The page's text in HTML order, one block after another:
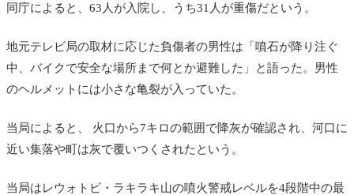
同庁によると、63人が入院し、うち31人が重傷だという。
地元テレビ局の取材に応じた負傷者の男性は「噴石が降り注ぐ
中、バイクで安全な場所まで何とか避難した」と語った。男性
のヘルメットには小さな亀裂が入っていた。
当局によると、 火口から7キロの範囲で降灰が確認され、河口に
近い集落や町は灰で覆いつくされたという。
当局はレウォトビ・ラキラキ山の噴火警戒レベルを4段階中の最